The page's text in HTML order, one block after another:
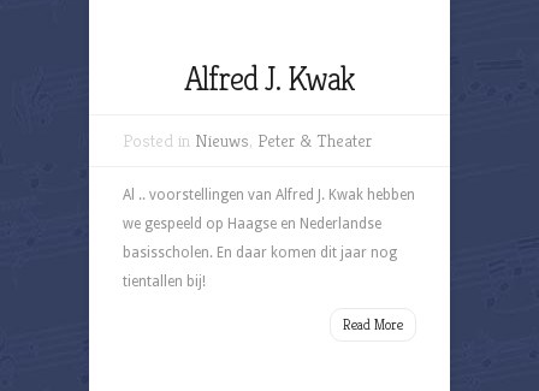
Alfred J. Kwak
Posted in Nieuws, Peter & Theater
Al .. voorstellingen van Alfred J. Kwak hebben
we gespeeld op Haagse en Nederlandse
basisscholen. En daar komen dit jaar nog
tientallen bij!
Read More